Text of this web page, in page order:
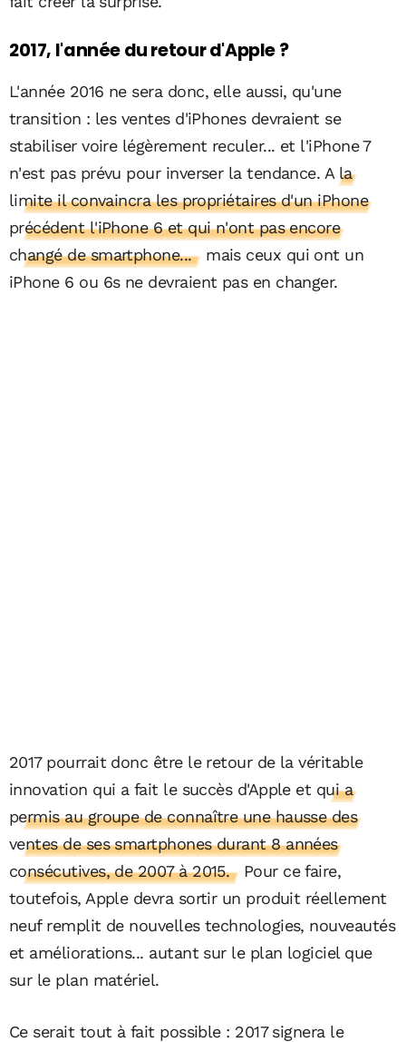
2017, l'année du retour d'Apple ?
L'année 2016 ne sera donc, elle aussi, qu'une
transition : les ventes d'iPhones devraient se
stabiliser voire légèrement reculer... et l'iPhone 7
n'est pas prévu pour inverser la tendance. A la
limite il convaincra les propriétaires d'un iPhone
précédent l'iPhone 6 et qui n'ont pas encore
changé de smartphone... mais ceux qui ont un
iPhone 6 ou 6s ne devraient pas en changer.
2017 pourrait donc être le retour de la véritable
innovation qui a fait le succès d'Apple et qui a
permis au groupe de connaître une hausse des
ventes de ses smartphones durant 8 années
consécutives, de 2007 à 2015. Pour ce faire,
toutefois, Apple devra sortir un produit réellement
neuf remplit de nouvelles technologies, nouveautés
et améliorations... autant sur le plan logiciel que
sur le plan matériel.
Ce serait tout à fait possible : 2017 signera le